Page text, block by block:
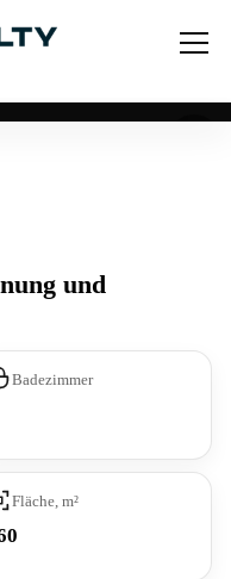
und
Badezimmer
Fläche, m²